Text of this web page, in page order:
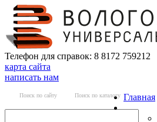
Телефон для справок: 8 8172 759212
карта сайта
написать нам
Поиск по сайту Поиск по каталогу Главная